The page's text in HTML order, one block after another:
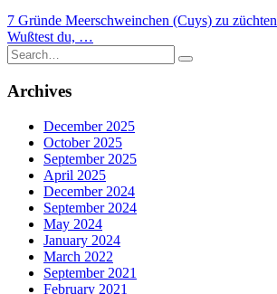
Post
navigation
7 Gründe Meerschweinchen (Cuys) zu züchten
Wußtest du, …
Search
for:
Archives
December 2025
October 2025
September 2025
April 2025
December 2024
September 2024
May 2024
January 2024
March 2022
September 2021
February 2021